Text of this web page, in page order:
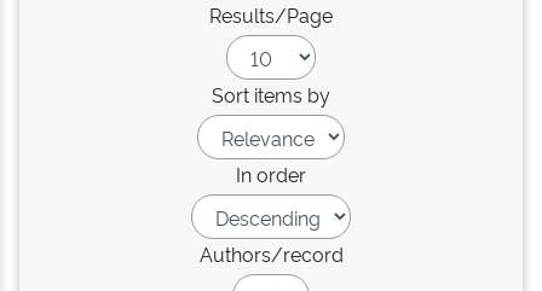
Results/Page
Sort items by
In order
Authors/record